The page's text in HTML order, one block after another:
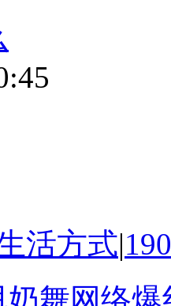
活方式|
舞网络爆